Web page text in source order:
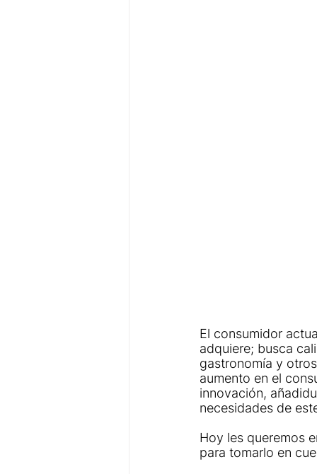
El consumidor
adquiere; busca
gastronomía y
aumento en el
innovación,
necesidades de
Hoy les queremos
para tomarlo en